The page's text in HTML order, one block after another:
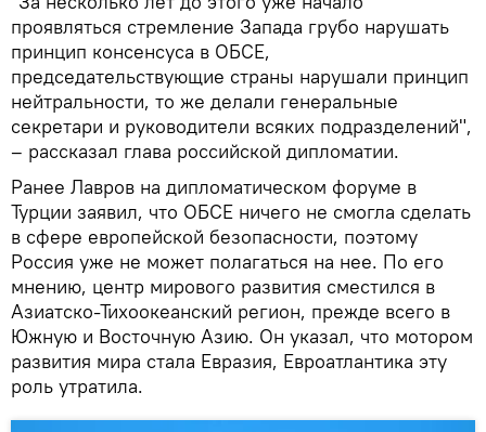
проявляться стремление Запада грубо нарушать
принцип консенсуса в ОБСЕ,
председательствующие страны нарушали принцип
нейтральности, то же делали генеральные
секретари и руководители всяких подразделений",
– рассказал глава российской дипломатии.
Ранее Лавров на дипломатическом форуме в
Турции заявил, что ОБСЕ ничего не смогла сделать
в сфере европейской безопасности, поэтому
Россия уже не может полагаться на нее. По его
мнению, центр мирового развития сместился в
Азиатско-Тихоокеанский регион, прежде всего в
Южную и Восточную Азию. Он указал, что мотором
развития мира стала Евразия, Евроатлантика эту
роль утратила.